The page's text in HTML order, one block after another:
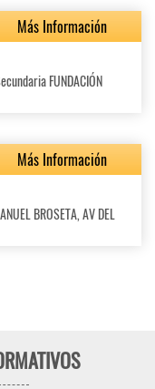
Más Información
FUNDACIÓN
Más Información
BROSETA, AV DEL